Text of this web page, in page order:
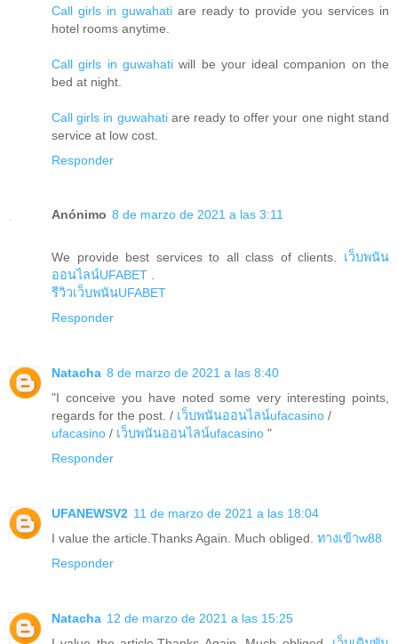
Call girls in guwahati are ready to provide you services in
hotel rooms anytime.
Call girls in guwahatiwill be your ideal companion on the
bed at night.
Call girls in guwahatiare ready to offer your one night stand
service at low cost.
Responder
Anónimo 8 de marzo de 2021 a las 3:11
We provide best services to all class of clients. เว็บพนัน
ออนไลน์UFABET .
รีวิวเว็บพนันUFABET
Responder
Natacha 8 de marzo de 2021 a las 8:40
"I conceive you have noted some very interesting points,
regards for the post. / เว็บพนันออนไลน์ufacasino /
ufacasino / เว็บพนันออนไลน์ufacasino "
Responder
UFANEWSV2 11 de marzo de 2021 a las 18:04
I value the article.Thanks Again. Much obliged. ทางเข้าw88
Responder
Natacha 12 de marzo de 2021 a las 15:25